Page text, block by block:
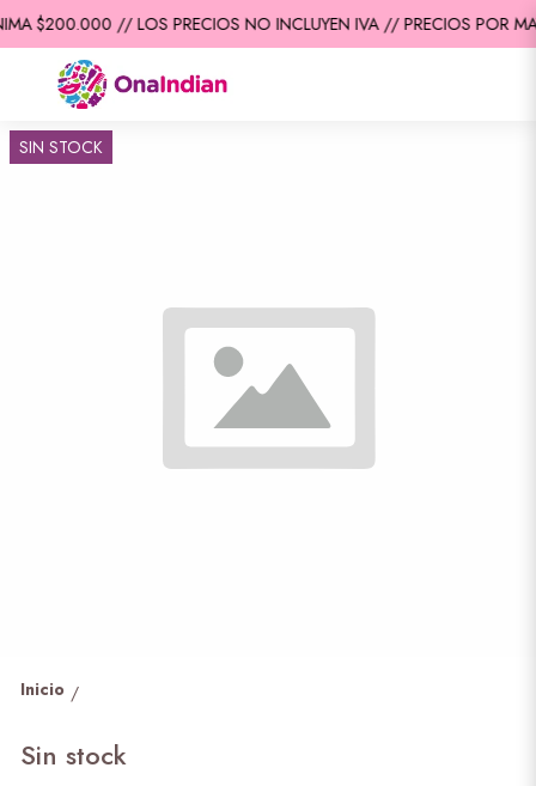
$200.000 // LOS PRECIOS NO INCLUYEN IVA // PRECIOS POR
SIN STOCK
Inicio /
Sin stock